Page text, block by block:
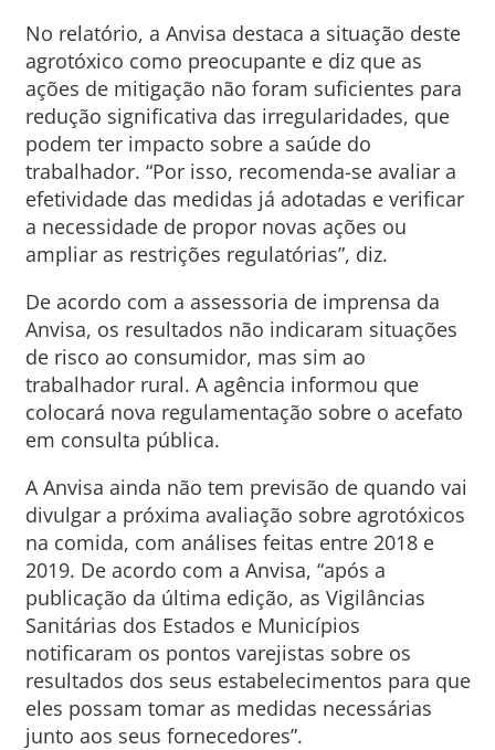
No relatório, a Anvisa destaca a situação deste
agrotóxico como preocupante e diz que as
ações de mitigação não foram suficientes para
redução significativa das irregularidades, que
podem ter impacto sobre a saúde do
trabalhador. “Por isso, recomenda-se avaliar a
efetividade das medidas já adotadas e verificar
a necessidade de propor novas ações ou
ampliar as restrições regulatórias”, diz.
De acordo com a assessoria de imprensa da
Anvisa, os resultados não indicaram situações
de risco ao consumidor, mas sim ao
trabalhador rural. A agência informou que
colocará nova regulamentação sobre o acefato
em consulta pública.
A Anvisa ainda não tem previsão de quando vai
divulgar a próxima avaliação sobre agrotóxicos
na comida, com análises feitas entre 2018 e
2019. De acordo com a Anvisa, “após a
publicação da última edição, as Vigilâncias
Sanitárias dos Estados e Municípios
notificaram os pontos varejistas sobre os
resultados dos seus estabelecimentos para que
eles possam tomar as medidas necessárias
junto aos seus fornecedores”.